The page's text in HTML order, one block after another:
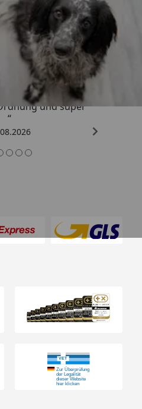
Shops
4,73/ 5
und super
“